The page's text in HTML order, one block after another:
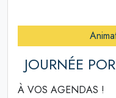
JOURNÉE
À VOS AGENDAS !